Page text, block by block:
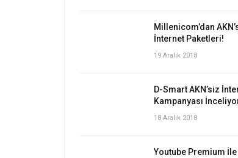
Millenicom’dan
İnternet Paketleri!
19 Aralık 2018
D-Smart AKN’siz
Kampanyası
18 Aralık 2018
Youtube Premium